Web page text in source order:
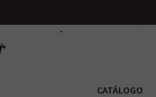
CATÁLOGO